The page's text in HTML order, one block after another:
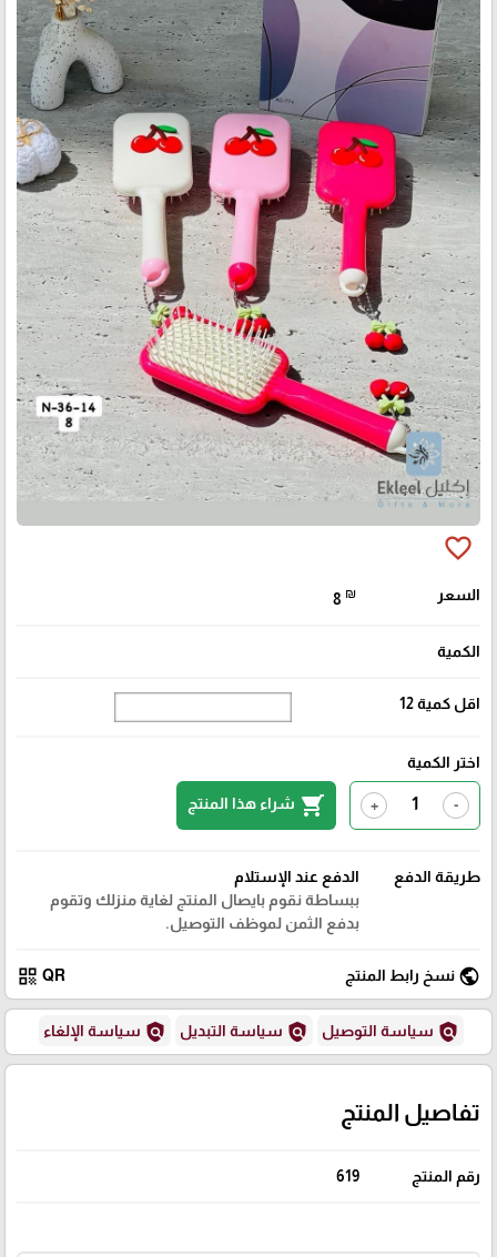
favorite_border
السعر 8 ₪
الكمية
اقل كمية 12
اختر الكمية
-
+
shopping_cart شراء هذا المنتج
طريقة الدفع
الدفع عند الإستلام
ببساطة نقوم بايصال المنتج لغاية منزلك وتقوم
بدفع الثمن لموظف التوصيل.
public نسخ رابط المنتج QR
qr_code
policy سياسة التوصيل policy سياسة التبديل policy سياسة الإلغاء
تفاصيل المنتج
رقم المنتج 619